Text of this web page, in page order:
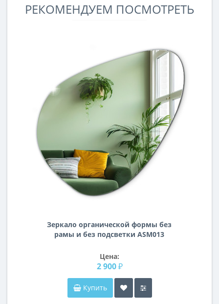
РЕКОМЕНДУЕМ ПОСМОТРЕТЬ
Зеркало органической формы без
рамы и без подсветки ASM013
Цена:
2 900 ₽
Купить